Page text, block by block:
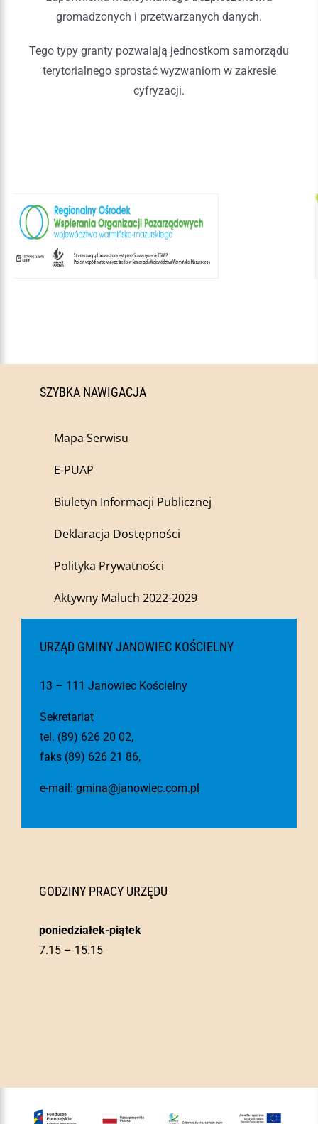
gromadzonych i przetwarzanych danych.
Tego typy granty pozwalają jednostkom samorządu
terytorialnego sprostać wyzwaniom w zakresie
cyfryzacji.
SZYBKA NAWIGACJA
Mapa Serwisu
E-PUAP
Biuletyn Informacji Publicznej
Deklaracja Dostępności
Polityka Prywatności
Aktywny Maluch 2022-2029
URZĄD GMINY JANOWIEC KOŚCIELNY
13 – 111 Janowiec Kościelny
Sekretariat
tel. (89) 626 20 02,
faks (89) 626 21 86,
e-mail: gmina@janowiec.com.pl
GODZINY PRACY URZĘDU
poniedziałek-piątek
7.15 – 15.15